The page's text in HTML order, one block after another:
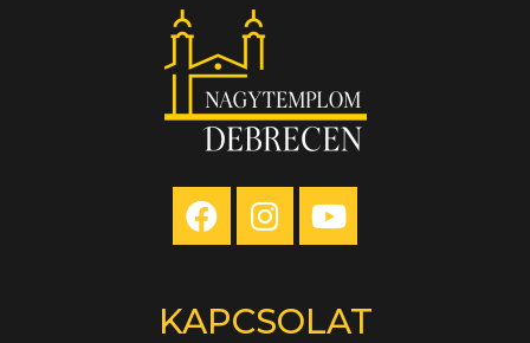
KAPCSOLAT